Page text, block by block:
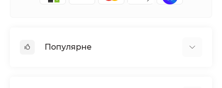
Популярне